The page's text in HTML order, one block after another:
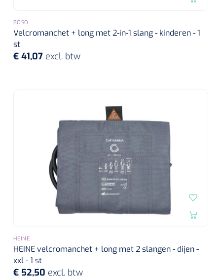
BOSO
Velcromanchet + long met 2-in-1 slang - kinderen - 1
st
€ 41,07 excl. btw
HEINE
HEINE velcromanchet + long met 2 slangen - dijen -
xxl - 1 st
€ 52,50 excl. btw